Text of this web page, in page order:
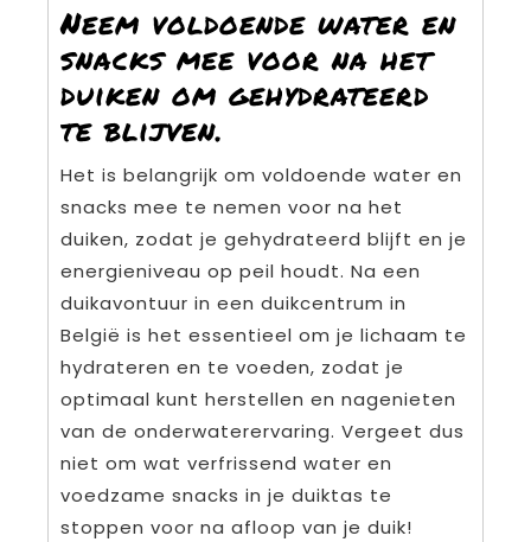
Neem voldoende water en
snacks mee voor na het
duiken om gehydrateerd
te blijven.
Het is belangrijk om voldoende water en
snacks mee te nemen voor na het
duiken, zodat je gehydrateerd blijft en je
energieniveau op peil houdt. Na een
duikavontuur in een duikcentrum in
België is het essentieel om je lichaam te
hydrateren en te voeden, zodat je
optimaal kunt herstellen en nagenieten
van de onderwaterervaring. Vergeet dus
niet om wat verfrissend water en
voedzame snacks in je duiktas te
stoppen voor na afloop van je duik!